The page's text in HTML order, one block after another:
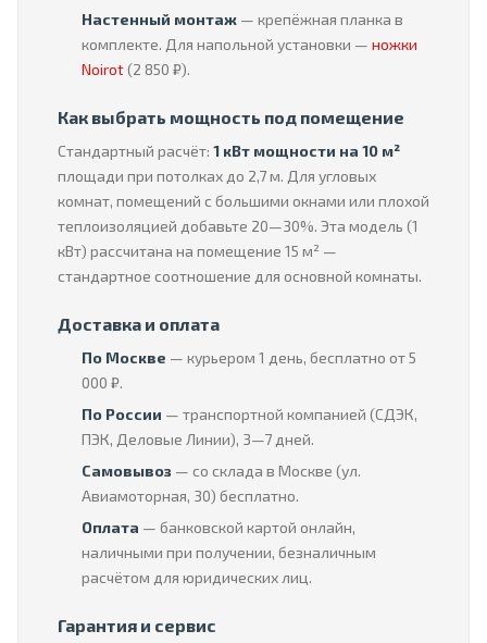
Настенный монтаж — крепёжная планка в
комплекте. Для напольной установки — ножки
Noirot(2 850 ₽).
Как выбрать мощность под помещение
Стандартный расчёт: 1 кВт мощности на 10 м²
площади при потолках до 2,7 м. Для угловых
комнат, помещений с большими окнами или плохой
теплоизоляцией добавьте 20—30%. Эта модель (1
кВт) рассчитана на помещение 15 м² —
стандартное соотношение для основной комнаты.
Доставка и оплата
По Москве — курьером 1 день, бесплатно от 5
000 ₽.
По России — транспортной компанией (СДЭК,
ПЭК, Деловые Линии), 3—7 дней.
Самовывоз — со склада в Москве (ул.
Авиамоторная, 30) бесплатно.
Оплата — банковской картой онлайн,
наличными при получении, безналичным
расчётом для юридических лиц.
Гарантия и сервис